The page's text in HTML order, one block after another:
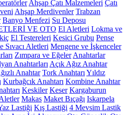
Ahşap Çatı Malzemeleri Çatı
Ahşap Merdivenler Trabzan
Banyo Menfezi Su Deposu
VE OTO El Aletleri Lokma ve
El Testereleri Kesici Grubu Pense
Sıvacı Aletleri Mengene ve İşkenceler
Zımpara ve Eğeler Anahtarlar
Anahtarları Açık Ağız Anahtar
Anahtar Tork Anahtarı Yıldız
Kurbağcık Anahtarı Kombine Anahtar
Keskiler Keser Kargaburun
Makas Maket Bıçağı Iskarpela
Lastiği Kış Lastiği 4 Mevsim Lastik